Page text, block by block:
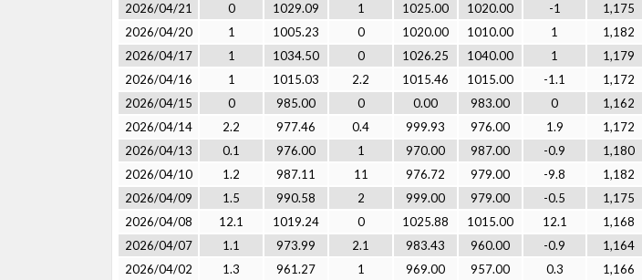
2026/04/21
0 1029.09 1 1025.00 1020.00 -1 1,175
2026/04/20
1 1005.23 0 1020.00 1010.00 1 1,182
2026/04/17
1 1034.50 0 1026.25 1040.00 1 1,179
2026/04/16
1 1015.03 2.2 1015.46 1015.00 -1.1 1,172
2026/04/15
0 985.00 0 0.00 983.00 0 1,162
2026/04/14
2.2 977.46 0.4 999.93 976.00 1.9 1,172
2026/04/13
0.1 976.00 1 970.00 987.00 -0.9 1,180
2026/04/10
1.2 987.11 11 976.72 979.00 -9.8 1,182
2026/04/09
1.5 990.58 2 999.00 979.00 -0.5 1,175
2026/04/08
12.1 1019.24 0 1025.88 1015.00 12.1 1,168
2026/04/07
1.1 973.99 2.1 983.43 960.00 -0.9 1,164
2026/04/02
1.3 961.27 1 969.00 957.00 0.3 1,166